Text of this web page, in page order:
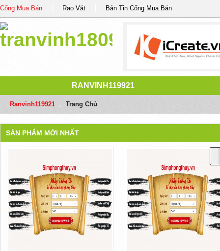
Cổng Mua Bán Rao Vặt Bản Tin Cổng Mua Bán
RANVINH119921
Ranvinh119921 Trang Chủ
SẢN PHẨM MỚI NHẤT